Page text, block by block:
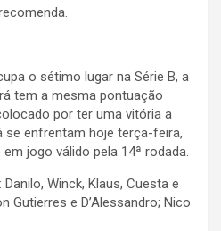
o sétimo lugar na Série B, a
tem a mesma pontuação
por ter uma vitória a
se enfrentam hoje terça-feira,
jogo válido pela 14ª rodada.
Winck, Klaus, Cuesta e
Gutierres e D’Alessandro; Nico